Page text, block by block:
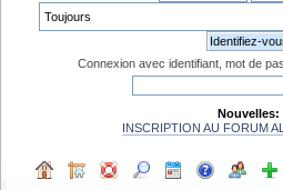
Connexion avec identifiant, mot de
Nouvelles:
INSCRIPTION AU FORUM